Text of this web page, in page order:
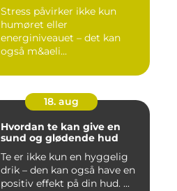
Stress påvirker ikke kun
humøret eller
energiniveauet – det kan
også m&aeli...
18. aug
Hvordan te kan give en
sund og glødende hud
Te er ikke kun en hyggelig
drik – den kan også have en
positiv effekt på din hud. ...